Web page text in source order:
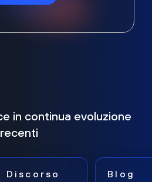
in continua evoluzione
Discorso
Blog